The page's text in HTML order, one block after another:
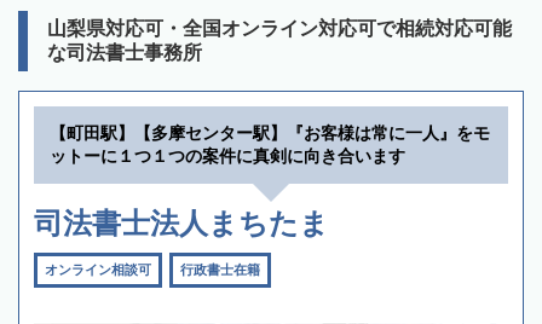
山梨県対応可・全国オンライン対応可で相続対応可能
な司法書士事務所
【町田駅】【多摩センター駅】『お客様は常に一人』をモ
ットーに１つ１つの案件に真剣に向き合います
司法書士法人まちたま
オンライン相談可 行政書士在籍